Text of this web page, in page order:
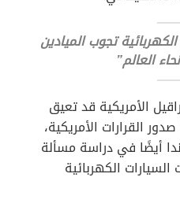
تجوب الميادين
العالم”
الأمريكية قد تعيق
القرارات الأمريكية،
أيضًا في دراسة مسألة
الكهربائية